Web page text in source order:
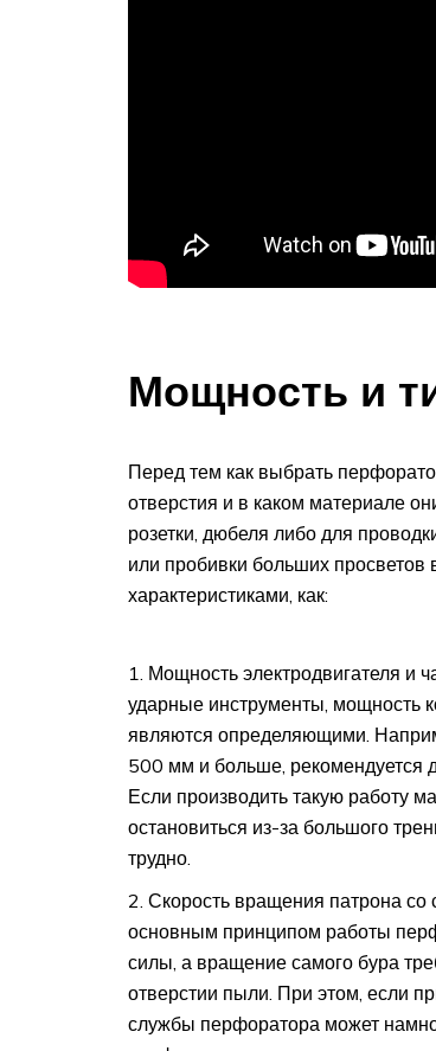
Мощность и
Перед тем как выбрать
отверстия и в каком материале
розетки, дюбеля либо для
или пробивки больших просветов
характеристиками, как:
Мощность электродвигателя и
ударные инструменты, мощность
являются определяющими.
500 мм и больше, рекомендуется
Если производить такую работу
остановиться из-за большого
трудно.
Скорость вращения патрона
основным принципом работы
силы, а вращение самого бура
отверстии пыли. При этом, если
службы перфоратора может